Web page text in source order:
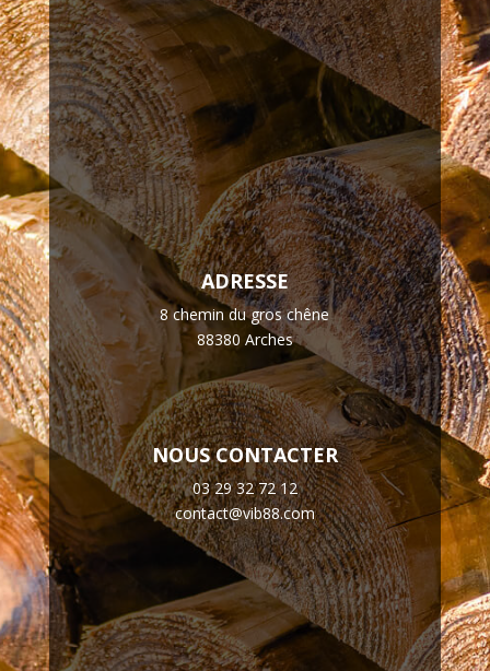
ADRESSE
8 chemin du gros chêne
88380 Arches
NOUS CONTACTER
03 29 32 72 12
contact@vib88.com